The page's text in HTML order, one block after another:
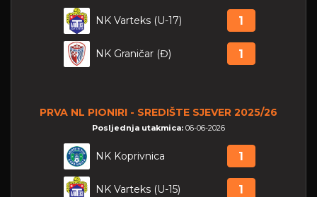
NK Varteks (U-17) 1
NK Graničar (Đ) 1
PRVA NL PIONIRI - SREDIŠTE SJEVER 2025/26
Posljednja utakmica: 06-06-2026
NK Koprivnica 1
NK Varteks (U-15) 1